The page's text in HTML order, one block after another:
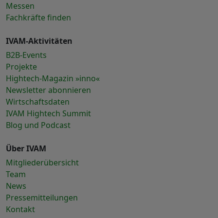
Messen
Fachkräfte finden
IVAM-Aktivitäten
B2B-Events
Projekte
Hightech-Magazin »inno«
Newsletter abonnieren
Wirtschaftsdaten
IVAM Hightech Summit
Blog und Podcast
Über IVAM
Mitgliederübersicht
Team
News
Pressemitteilungen
Kontakt